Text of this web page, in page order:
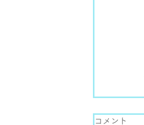
コメント